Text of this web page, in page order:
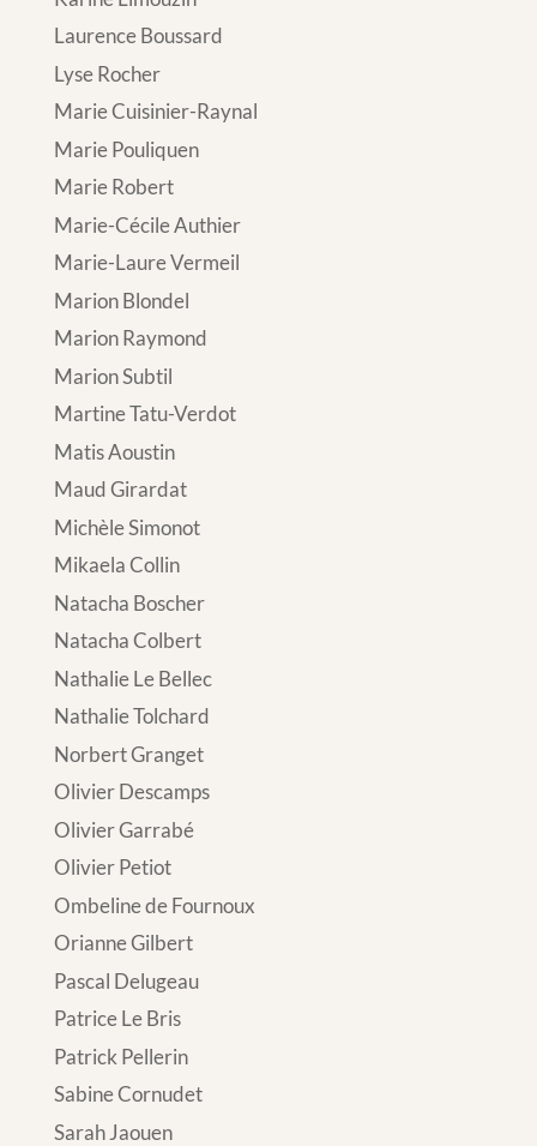
Laurence Boussard
Lyse Rocher
Marie Cuisinier-Raynal
Marie Pouliquen
Marie Robert
Marie-Cécile Authier
Marie-Laure Vermeil
Marion Blondel
Marion Raymond
Marion Subtil
Martine Tatu-Verdot
Matis Aoustin
Maud Girardat
Michèle Simonot
Mikaela Collin
Natacha Boscher
Natacha Colbert
Nathalie Le Bellec
Nathalie Tolchard
Norbert Granget
Olivier Descamps
Olivier Garrabé
Olivier Petiot
Ombeline de Fournoux
Orianne Gilbert
Pascal Delugeau
Patrice Le Bris
Patrick Pellerin
Sabine Cornudet
Sarah Jaouen